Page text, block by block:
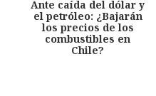
Ante caída del dólar y
el petróleo: ¿Bajarán
los precios de los
combustibles en
Chile?